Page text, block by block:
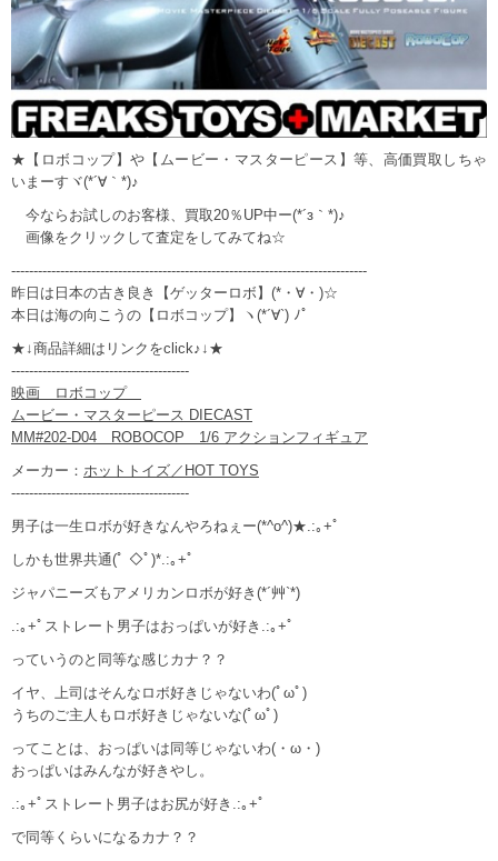
★【ロボコップ】や【ムービー・マスターピース】等、高価買取しちゃ
いまーすヾ(*´∀｀*)♪
今ならお試しのお客様、買取20％UP中ー(*´з｀*)♪
画像をクリックして査定をしてみてね☆
--------------------------------------------------------------------------------
昨日は日本の古き良き【ゲッターロボ】(*・∀・)☆
本日は海の向こうの【ロボコップ】ヽ(*´∀`) ﾉﾟ
★↓商品詳細はリンクをclick♪↓★
----------------------------------------
映画 ロボコップ
ムービー・マスターピース DIECAST
MM#202-D04 ROBOCOP 1/6 アクションフィギュア
メーカー： ホットトイズ／HOT TOYS
----------------------------------------
男子は一生ロボが好きなんやろねぇー(*^o^)★.:｡+ﾟ
しかも世界共通(ﾟ ◇ﾟ)*.:｡+ﾟ
ジャパニーズもアメリカンロボが好き(*´艸`*)
.:｡+ﾟストレート男子はおっぱいが好き.:｡+ﾟ
っていうのと同等な感じカナ？？
イヤ、上司はそんなロボ好きじゃないわ(ﾟωﾟ)
うちのご主人もロボ好きじゃないな(ﾟωﾟ)
ってことは、おっぱいは同等じゃないわ(・ω・)
おっぱいはみんなが好きやし。
.:｡+ﾟストレート男子はお尻が好き.:｡+ﾟ
で同等くらいになるカナ？？